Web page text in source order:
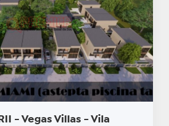
- Vegas Villas - Vila